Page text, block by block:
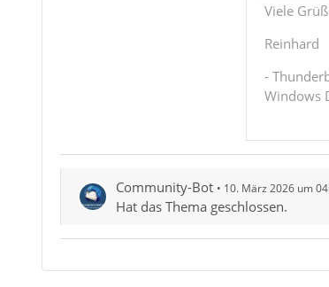
Viele
Reinhard
-
Windows
Community-Bot 10. März 2026 um
Hat das Thema geschlossen.